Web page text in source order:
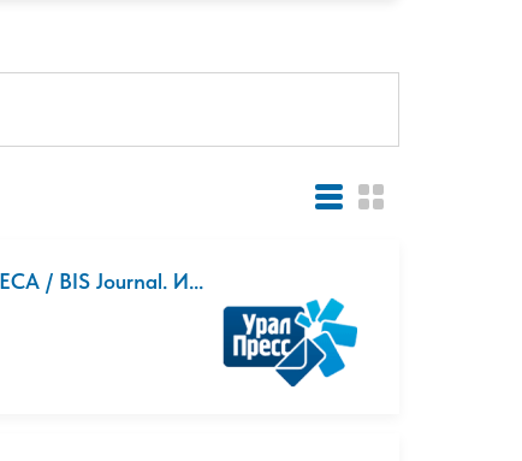
/ BIS Journal. И...